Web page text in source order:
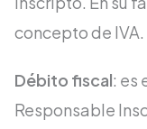
concepto de IVA.
Débito fiscal: es
Responsable